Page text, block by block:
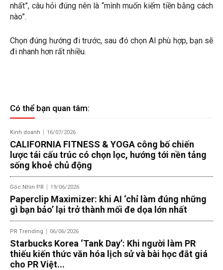
nhất”, câu hỏi đúng nên là “mình muốn kiếm tiền bằng cách
nào”.
Chọn đúng hướng đi trước, sau đó chọn AI phù hợp, bạn sẽ
đi nhanh hơn rất nhiều.
Có thể bạn quan tâm:
Kinh doanh 16/07/2026
CALIFORNIA FITNESS & YOGA công bố chiến
lược tái cấu trúc có chọn lọc, hướng tới nền tảng
sống khoẻ chủ động
Góc Nhìn PR 19/06/2026
Paperclip Maximizer: khi AI ‘chỉ làm đúng những
gì bạn bảo’ lại trở thành mối đe dọa lớn nhất
PR Trending 06/06/2026
Starbucks Korea ‘Tank Day’: Khi người làm PR
thiếu kiến thức văn hóa lịch sử và bài học đắt giá
cho PR Việt...